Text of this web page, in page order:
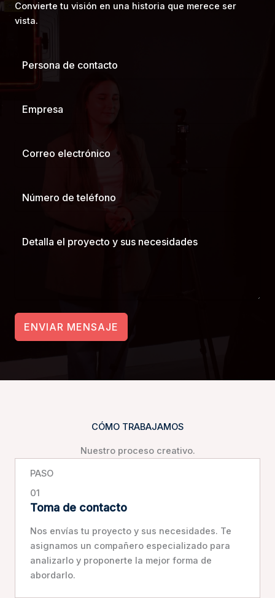
Convierte tu visión en una historia que merece ser
vista.
ENVIAR MENSAJE
CÓMO TRABAJAMOS
Nuestro proceso creativo.
PASO
01
Toma de contacto
Nos envías tu proyecto y sus necesidades. Te
asignamos un compañero especializado para
analizarlo y proponerte la mejor forma de
abordarlo.